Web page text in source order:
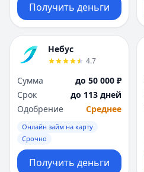
Получить деньги
Небус
4.7
Сумма
до 50 000 ₽
Срок
до 113 дней
Одобрение
Среднее
Онлайн займ на карту
Срочно
Получить деньги